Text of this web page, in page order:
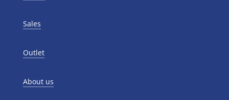
Sales
Outlet
About us